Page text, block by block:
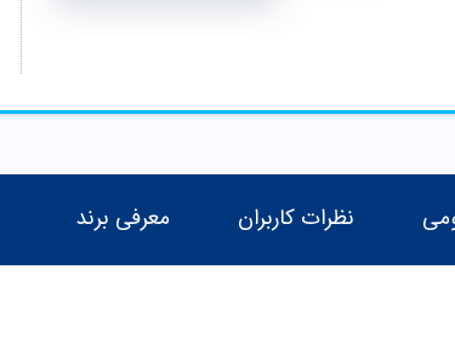
نظرات کاربران معرفی برند